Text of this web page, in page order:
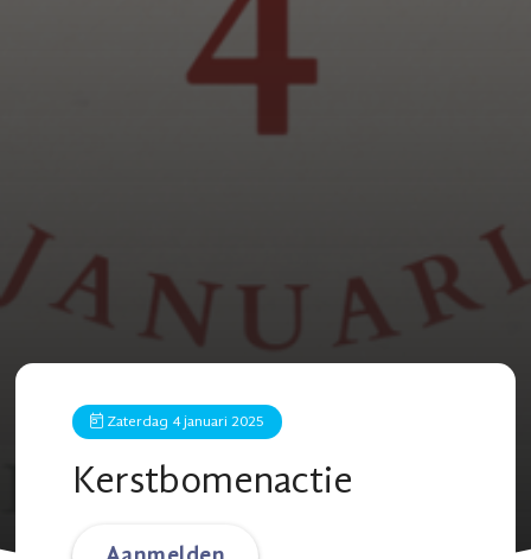
Zaterdag 4 januari 2025
Kerstbomenactie